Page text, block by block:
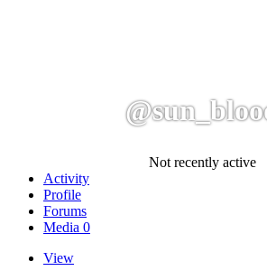
Not recently active
Activity
Profile
Forums
Media 0
View